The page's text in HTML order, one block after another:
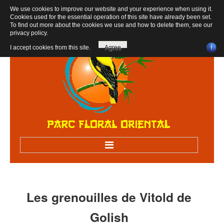
Visites scolaires, centres de loisirs
Les grenouilles de Vitold de
Golish
We use cookies to improve our website and your experience when using it.
Cookies used for the essential operation of this site have already been set.
To find out more about the cookies we use and how to delete them, see our
privacy policy.
I accept cookies from this site. Agree